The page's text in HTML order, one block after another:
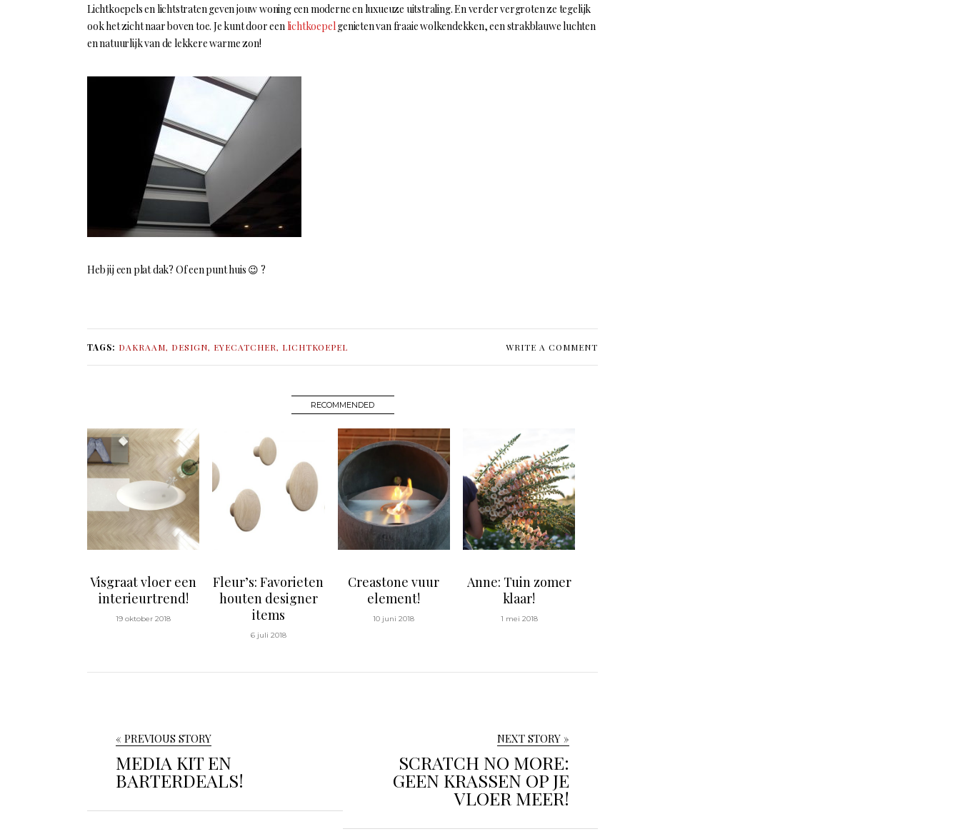
Lichtkoepels en lichtstraten geven jouw woning een moderne en luxueuze uitstraling. En verder vergroten ze tegelijk
ook het zicht naar boven toe. Je kunt door eenlichtkoepelgenieten van fraaie wolkendekken, een strakblauwe luchten
en natuurlijk van de lekkere warme zon!
Heb jij een plat dak? Of een punt huis 😉 ?
TAGS: DAKRAAM, DESIGN, EYECATCHER, LICHTKOEPEL WRITE A COMMENT
RECOMMENDED
Visgraat vloer een
interieurtrend!
19 oktober 2018
Fleur’s: Favorieten
houten designer
items
6 juli 2018
Creastone vuur
element!
10 juni 2018
Anne: Tuin zomer
klaar!
1 mei 2018
« PREVIOUS STORY
MEDIA KIT EN
BARTERDEALS!
NEXT STORY »
SCRATCH NO MORE:
GEEN KRASSEN OP JE
VLOER MEER!